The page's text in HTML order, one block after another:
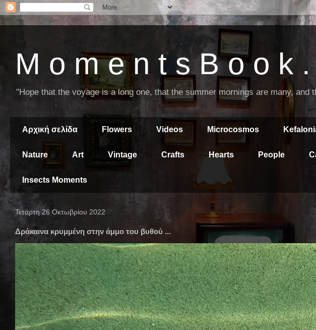
M o m e n t s B o o k
"Hope that the voyage is a long one, that the summer mornings are many,
Αρχική σελίδα Flowers Videos Microcosmos
Nature Art Vintage Crafts Hearts People
Insects Moments
Τετάρτη 26 Οκτωβρίου 2022
Δράκαινα κρυμμένη στην άμμο του βυθού ...